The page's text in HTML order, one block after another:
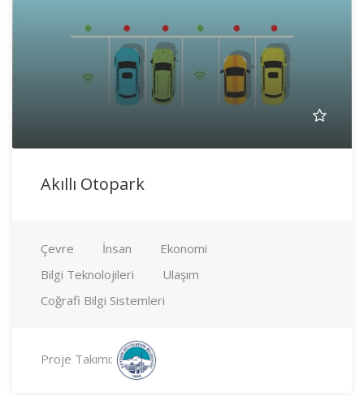
Akıllı Otopark
Çevre İnsan
Ekonomi
Bilgi Teknolojileri
Ulaşım
Coğrafi Bilgi Sistemleri
Proje Takımı: